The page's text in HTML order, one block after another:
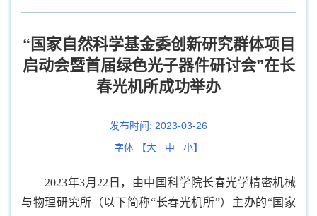
“国家自然科学基金委创新研究群体项目
启动会暨首届绿色光子器件研讨会”在长
春光机所成功举办
发布时间: 2023-03-26
字体 【大 中 小】
2023年3月22日，由中国科学院长春光学精密机械
与物理研究所（以下简称“长春光机所”）主办的“国家